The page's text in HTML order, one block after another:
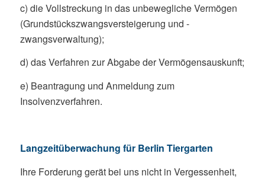
c) die Vollstreckung in das unbewegliche Vermögen
(Grundstückszwangsversteigerung und -
zwangsverwaltung);
d) das Verfahren zur Abgabe der Vermögensauskunft;
e) Beantragung und Anmeldung zum
Insolvenzverfahren.
Langzeitüberwachung für Berlin Tiergarten
Ihre Forderung gerät bei uns nicht in Vergessenheit,